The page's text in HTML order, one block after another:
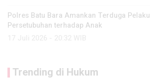
Polres Batu Bara Amankan Terduga Pelaku
Persetubuhan terhadap Anak
Trending di Hukum